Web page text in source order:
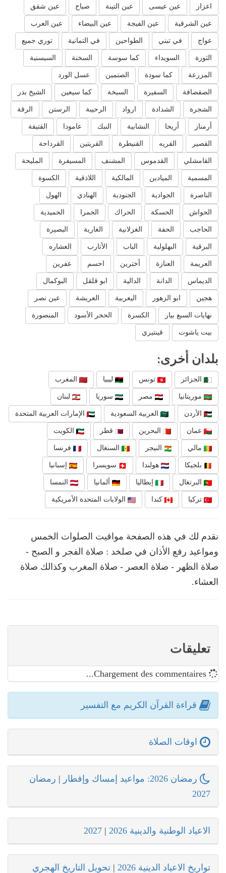
اعزاز عين عيسى عين التينة صباح عين شقق
عين الشرقية عين الفيجة عين البيضاء عين العرب
عواج في تبني الطواحين في التمانية توري جميع
الثورة السويداء كما سوسة السخنة السيسنية
المزرعة كما سودة الصنمين عسل الورد
الصفصافة السفيرة السبخة كما سيعين الشيخ بدر
الشجرة الشدادة ارواد الرحيبة الرستن الرقة
أرمناز أريحا النشابية النبك عامودا القتيفة
القصير القريه القنيطرة القريتين القرداحة
القامشلي القدموس المشنف المسيفرة المليحة
المسمية الميادين المالكية اللاذقية الكسوة
الناصرة الجوادية الجنودية الهنادي الهول
الحواش الحسكة الحراك الحمرا الحميدية
الحاجب الحفة الغزلانية الغارية البصيرة
البرقية البهلولية الباب الأتارب العشاره
العريمة العنازة أخترين احسم عفرين
الديماس الدانة الدالية ابو قلقل البوكمال
هجين ابو الزهور اليعربية العريشة عين نصر
نهايات السبع بيار الكسرة الحجر الأسود المنصورة
بيت ياشوت قينتيري
بلدان أخرى:
الجزائر تونس ليبيا المغرب
موريتانيا مصر سوريا لبنان
الأردن العربية السعودية الإمارات العربية المتحدة
عمان البحرين قطر الكويت
مالي النيجر السنغال فرنسا
بلجيكا هولندا سويسرا إسبانيا
البرتغال إيطاليا ألمانيا النمسا
تركيا كندا الولايات المتحدة الأمريكية
نقدم لك في هذه الصفحة مواقيت الصلوات الخمس
ومواعيد رفع الأذان في صلخد : صلاة الفجر و الصبح -
صلاة الظهر - صلاة العصر - صلاة المغرب وكذالك صلاة
العشاء.
تعليقات
قراءة القرآن الكريم مع التفسير
اوقات الصلاة
رمضان 2026: مواعيد إمساك وإفطار | رمضان
2027
الاعياد الوطنية والدينية 2026 |
2027
تواريخ الاعياد الدينية 2026 | تحويل التاريخ الهجري